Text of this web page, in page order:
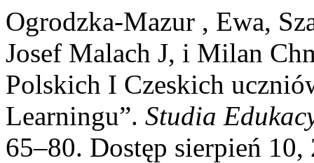
Ogrodzka-Mazur , Ewa,
Josef Malach J, i Milan
Polskich I Czeskich
Learningu”. Studia
65–80. Dostęp sierpień 10,